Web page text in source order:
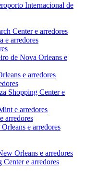
Internacional de
Center e arredores
e arredores
de Nova Orleans e
e arredores
Shopping Center e
e arredores
arredores
e arredores
Orleans e arredores
Center e arredores